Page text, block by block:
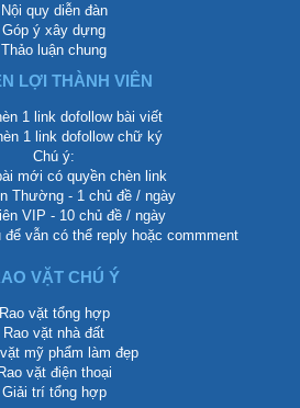
Nội quy diễn đàn
Góp ý xây dựng
Thảo luận chung
LỢI THÀNH VIÊN
1 link dofollow bài viết
1 link dofollow chữ ký
Chú ý:
mới có quyền chèn link
Thường - 1 chủ đề / ngày
VIP - 10 chủ đề / ngày
để vẫn có thể reply hoặc commment
VẶT CHÚ Ý
Rao vặt tổng hợp
Rao vặt nhà đất
mỹ phẩm làm đẹp
vặt điện thoại
Giải trí tổng hợp